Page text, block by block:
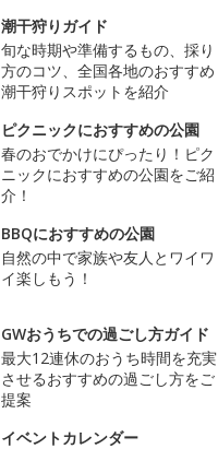
潮干狩りガイド
旬な時期や準備するもの、採り
方のコツ、全国各地のおすすめ
潮干狩りスポットを紹介
ピクニックにおすすめの公園
春のおでかけにぴったり！ピク
ニックにおすすめの公園をご紹
介！
BBQにおすすめの公園
自然の中で家族や友人とワイワ
イ楽しもう！
GWおうちでの過ごし方ガイド
最大12連休のおうち時間を充実
させるおすすめの過ごし方をご
提案
イベントカレンダー